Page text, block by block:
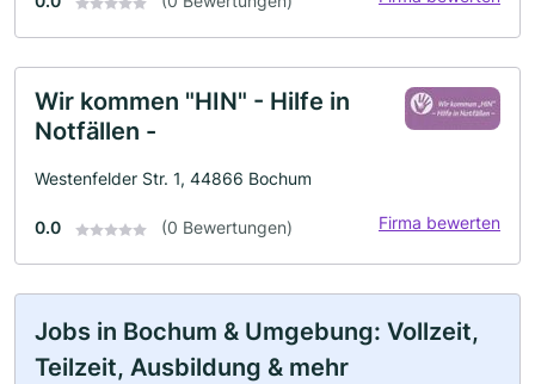
Wir kommen "HIN" - Hilfe in
Notfällen -
Westenfelder Str. 1, 44866 Bochum
0.0 (0 Bewertungen) Firma bewerten
Jobs in Bochum & Umgebung: Vollzeit,
Teilzeit, Ausbildung & mehr